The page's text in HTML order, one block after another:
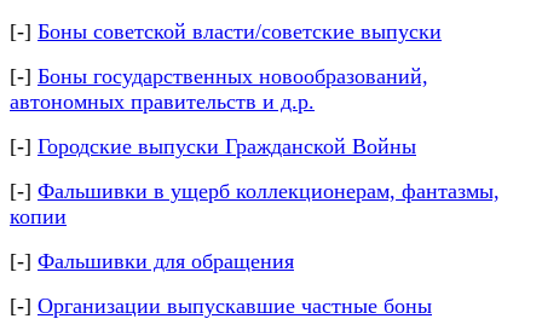
[-] Боны советской власти/советские выпуски
[-] Боны государственных новообразований,
автономных правительств и д.р.
[-] Городские выпуски Гражданской Войны
[-] Фальшивки в ущерб коллекционерам, фантазмы,
копии
[-] Фальшивки для обращения
[-] Организации выпускавшие частные боны